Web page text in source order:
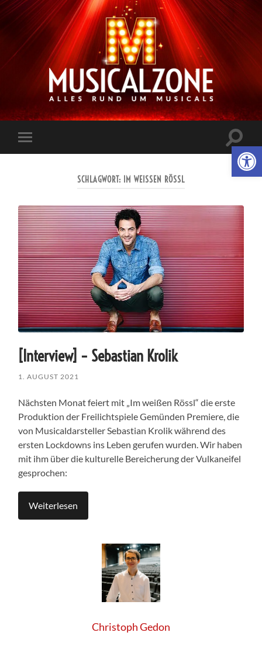
Musicalzone.de
Mobile-
Menü
ein-/
SCHLAGWORT: IM WEISSEN RÖSSL
[Interview] – Sebastian Krolik
1. AUGUST 2021
Nächsten Monat feiert mit „Im weißen Rössl“ die erste
Produktion der Freilichtspiele Gemünden Premiere, die
von Musicaldarsteller Sebastian Krolik während des
ersten Lockdowns ins Leben gerufen wurden. Wir haben
mit ihm über die kulturelle Bereicherung der Vulkaneifel
gesprochen:
Weiterlesen
Christoph Gedon